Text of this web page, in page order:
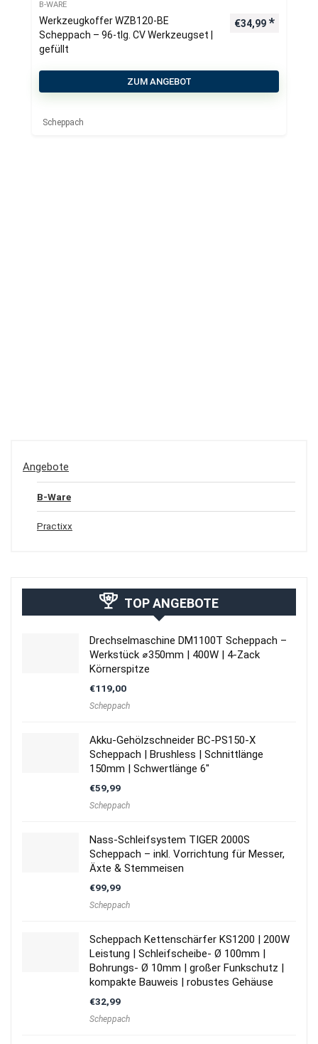
B-WARE
Werkzeugkoffer WZB120-BE
Scheppach – 96-tlg. CV Werkzeugset |
gefüllt
€34,99
ZUM ANGEBOT
Scheppach
Angebote
B-Ware
Practixx
TOP ANGEBOTE
Drechselmaschine DM1100T Scheppach –
Werkstück ⌀350mm | 400W | 4-Zack
Körnerspitze
€119,00
Scheppach
Akku-Gehölzschneider BC-PS150-X
Scheppach | Brushless | Schnittlänge
150mm | Schwertlänge 6″
€59,99
Scheppach
Nass-Schleifsystem TIGER 2000S
Scheppach – inkl. Vorrichtung für Messer,
Äxte & Stemmeisen
€99,99
Scheppach
Scheppach Kettenschärfer KS1200 | 200W
Leistung | Schleifscheibe- Ø 100mm |
Bohrungs- Ø 10mm | großer Funkschutz |
kompakte Bauweis | robustes Gehäuse
€32,99
Scheppach